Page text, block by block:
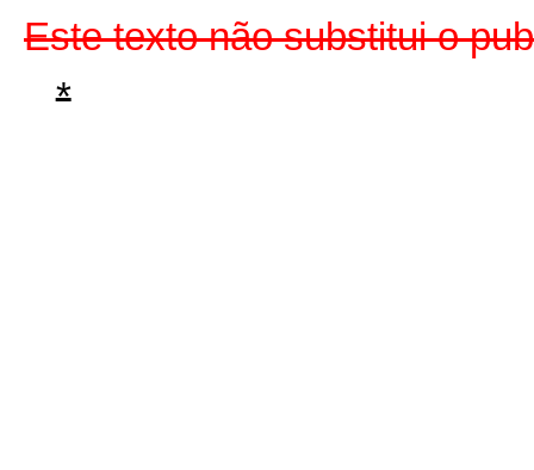
Este texto não substitui o
*